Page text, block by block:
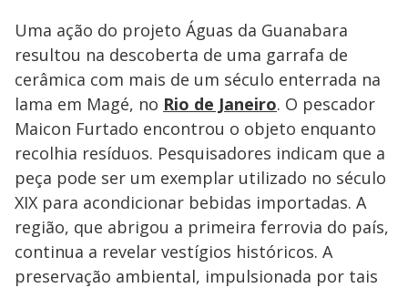
Uma ação do projeto Águas da Guanabara
resultou na descoberta de uma garrafa de
cerâmica com mais de um século enterrada na
lama em Magé, no Rio de Janeiro. O pescador
Maicon Furtado encontrou o objeto enquanto
recolhia resíduos. Pesquisadores indicam que a
peça pode ser um exemplar utilizado no século
XIX para acondicionar bebidas importadas. A
região, que abrigou a primeira ferrovia do país,
continua a revelar vestígios históricos. A
preservação ambiental, impulsionada por tais